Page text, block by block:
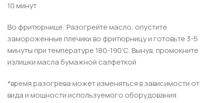
10 минут
Во фритюрнице: Разогрейте масло, опустите
замороженные плечики во фритюрницу и готовьте 3-5
минуты при температуре 180-190’С. Вынув, промокните
излишки масла бумажной салфеткой
*время разогрева может изменяться в зависимости от
вида и мощности используемого оборудования